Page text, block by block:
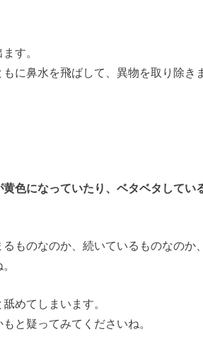
す。
に鼻水を飛ばして、異物を取り除き
色になっていたり、ベタベタしてい
ものなのか、続いているものなのか
めてしまいます。
と疑ってみてくださいね。